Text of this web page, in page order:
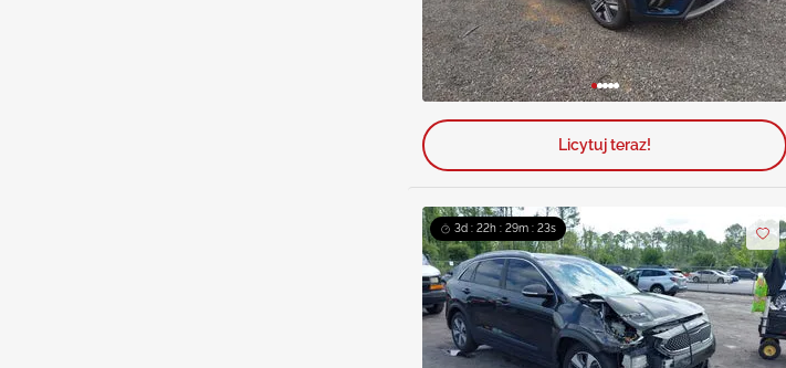
Licytuj teraz!
3d : 22h : 29m : 21s